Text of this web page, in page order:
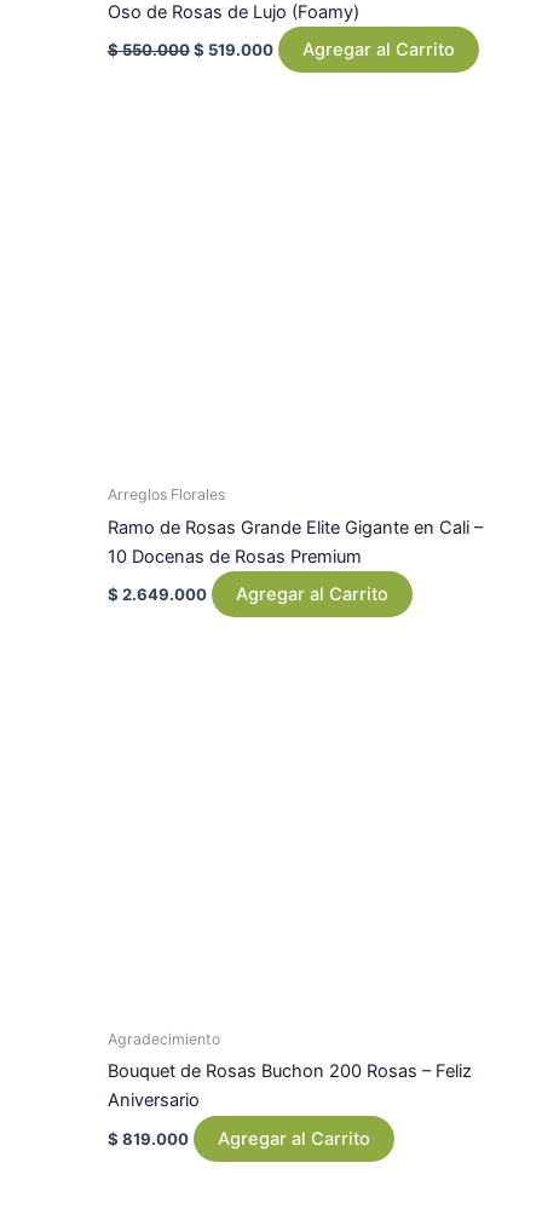
Oso de Rosas de Lujo (Foamy)
$550.000 $ 519.000 Agregar al Carrito
Arreglos Florales
Ramo de Rosas Grande Elite Gigante en Cali –
10 Docenas de Rosas Premium
$ 2.649.000 Agregar al Carrito
Agradecimiento
Bouquet de Rosas Buchon 200 Rosas – Feliz
Aniversario
$ 819.000 Agregar al Carrito